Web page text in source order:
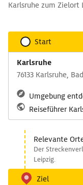
Karlsruhe zum Zielort
Start
Karlsruhe
76133 Karlsruhe,
Umgebung
Reiseführer
Relevante
Der
Leipzig.
Ziel